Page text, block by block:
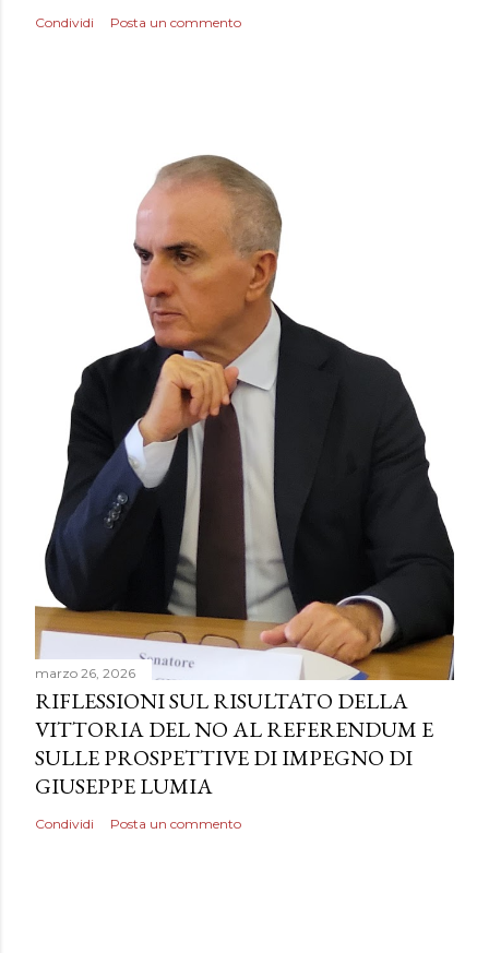
Condividi Posta un commento
marzo 26, 2026
RIFLESSIONI SUL RISULTATO DELLA
VITTORIA DEL NO AL REFERENDUM E
SULLE PROSPETTIVE DI IMPEGNO DI
GIUSEPPE LUMIA
Condividi Posta un commento